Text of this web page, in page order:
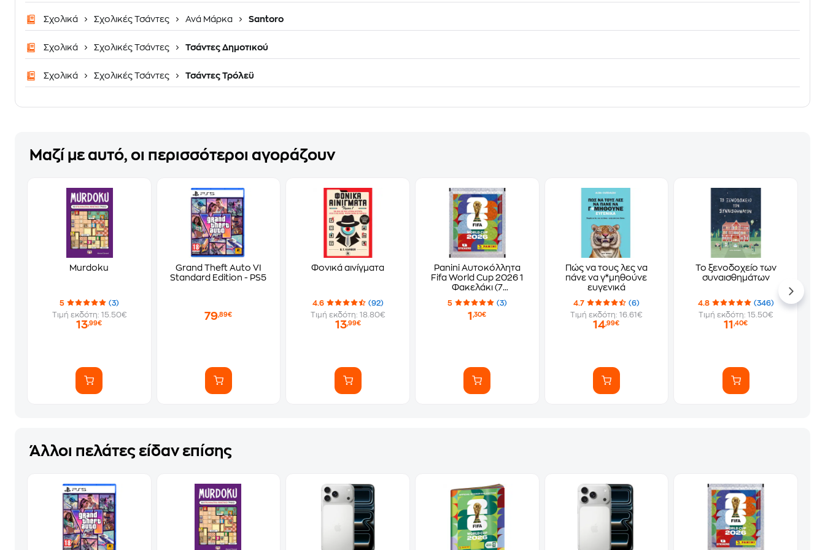
Σχολικά Σχολικές Τσάντες Ανά Μάρκα Santoro
Σχολικά Σχολικές Τσάντες Τσάντες Δημοτικού
Σχολικά Σχολικές Τσάντες Τσάντες Τρόλεϋ
Μαζί με αυτό, οι περισσότεροι αγοράζουν
Murdoku
5
(3)
Τιμή εκδότη: 15.50€
13,99€
Grand Theft Auto VI
Standard Edition - PS5
79,89€
Φονικά αινίγματα
4.6
(92)
Τιμή εκδότη: 18.80€
13,99€
Panini Αυτοκόλλητα
Fifa World Cup 2026 1
Φακελάκι (7
Αυτοκόλλητα)
5 (3)
1,30€
Πώς να τους λες να
πάνε να γ*μηθούνε
ευγενικά
4.7
(6)
Τιμή εκδότη: 16.61€
14,99€
Το ξενοδοχείο των
συναισθημάτων
4.8
(346)
Τιμή εκδότη: 15.50€
11,40€
Άλλοι πελάτες είδαν επίσης